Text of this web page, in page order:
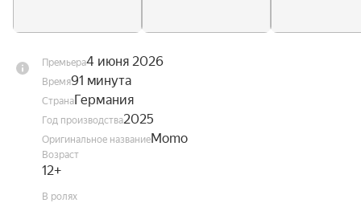
Премьера4 июня 2026
Время91 минута
СтранаГермания
Год производства2025
Оригинальное названиеMomo
Возраст
12+
В ролях